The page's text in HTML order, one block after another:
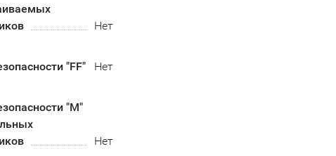
Нет
"FF"
Нет
"М"
Нет